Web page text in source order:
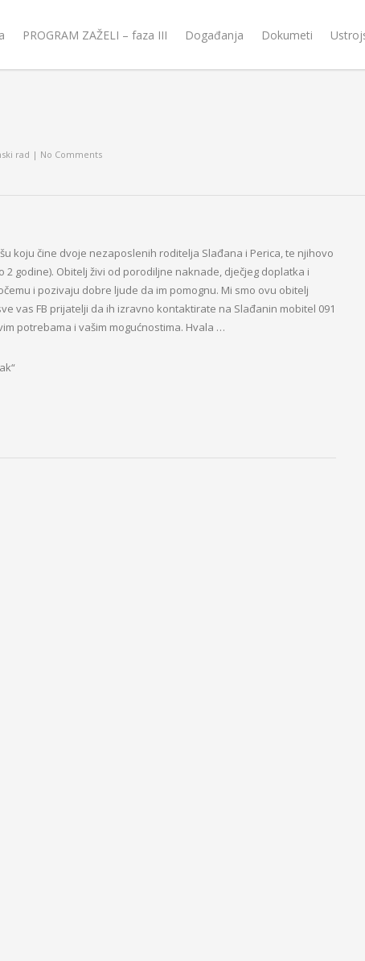
PROGRAM ZAŽELI – faza III Događanja Dokumeti
rad | No Comments
koju čine dvoje nezaposlenih roditelja Slađana i Perica, te njihovo
2 godine). Obitelj živi od porodiljne naknade, dječjeg doplatka i
i pozivaju dobre ljude da im pomognu. Mi smo ovu obitelj
vas FB prijatelji da ih izravno kontaktirate na Slađanin mobitel 091
potrebama i vašim mogućnostima. Hvala …